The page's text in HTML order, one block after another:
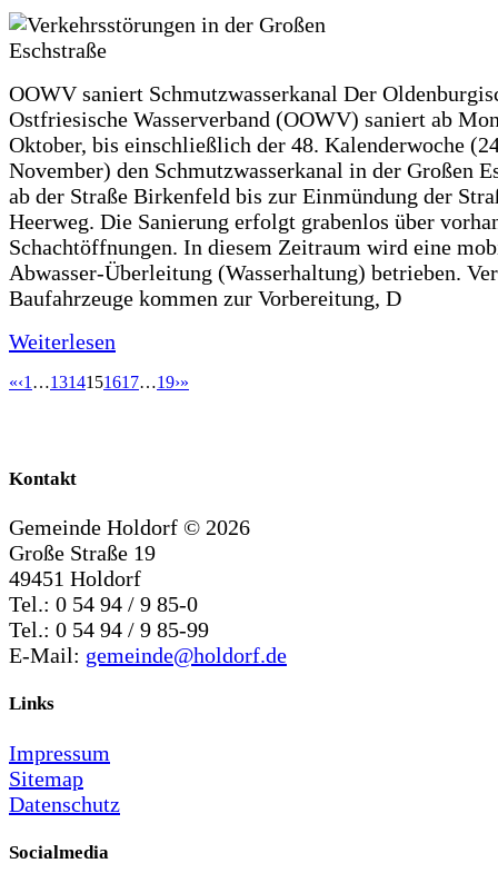
OOWV saniert Schmutzwasserkanal Der
Ostfriesische Wasserverband (OOWV) saniert ab
Oktober, bis einschließlich der 48. Kalenderwoche
November) den Schmutzwasserkanal in der Großen
ab der Straße Birkenfeld bis zur Einmündung der
Heerweg. Die Sanierung erfolgt grabenlos über
Schachtöffnungen. In diesem Zeitraum wird eine
Abwasser-Überleitung (Wasserhaltung) betrieben.
Baufahrzeuge kommen zur Vorbereitung, D
Weiterlesen
«‹1 …1314151617…19›»
Kontakt
Gemeinde Holdorf © 2026
Große Straße 19
49451 Holdorf
Tel.: 0 54 94 / 9 85-0
Tel.: 0 54 94 / 9 85-99
E-Mail: gemeinde@holdorf.de
Links
Impressum
Sitemap
Datenschutz
Socialmedia